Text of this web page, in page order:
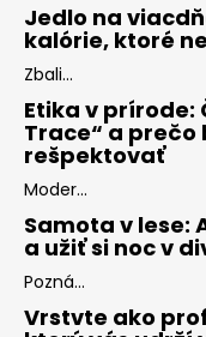
Jedlo na
kalórie, ktoré
Zbali...
Etika v prírode:
Trace“ a prečo
rešpektovať
Moder...
Samota v lese:
a užiť si noc v
Pozná...
Vrstvte ako